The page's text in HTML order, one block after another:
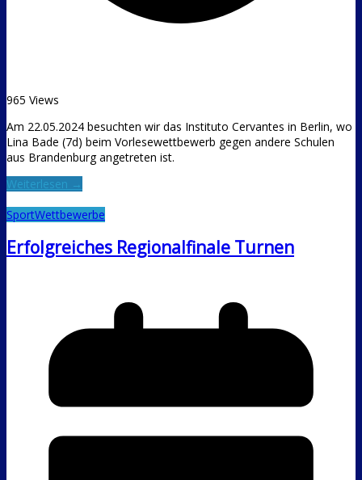
965 Views
Am 22.05.2024 besuchten wir das Instituto Cervantes in Berlin, wo
Lina Bade (7d) beim Vorlesewettbewerb gegen andere Schulen
aus Brandenburg angetreten ist.
Weiterlesen →
SportWettbewerbe
Erfolgreiches Regionalfinale Turnen